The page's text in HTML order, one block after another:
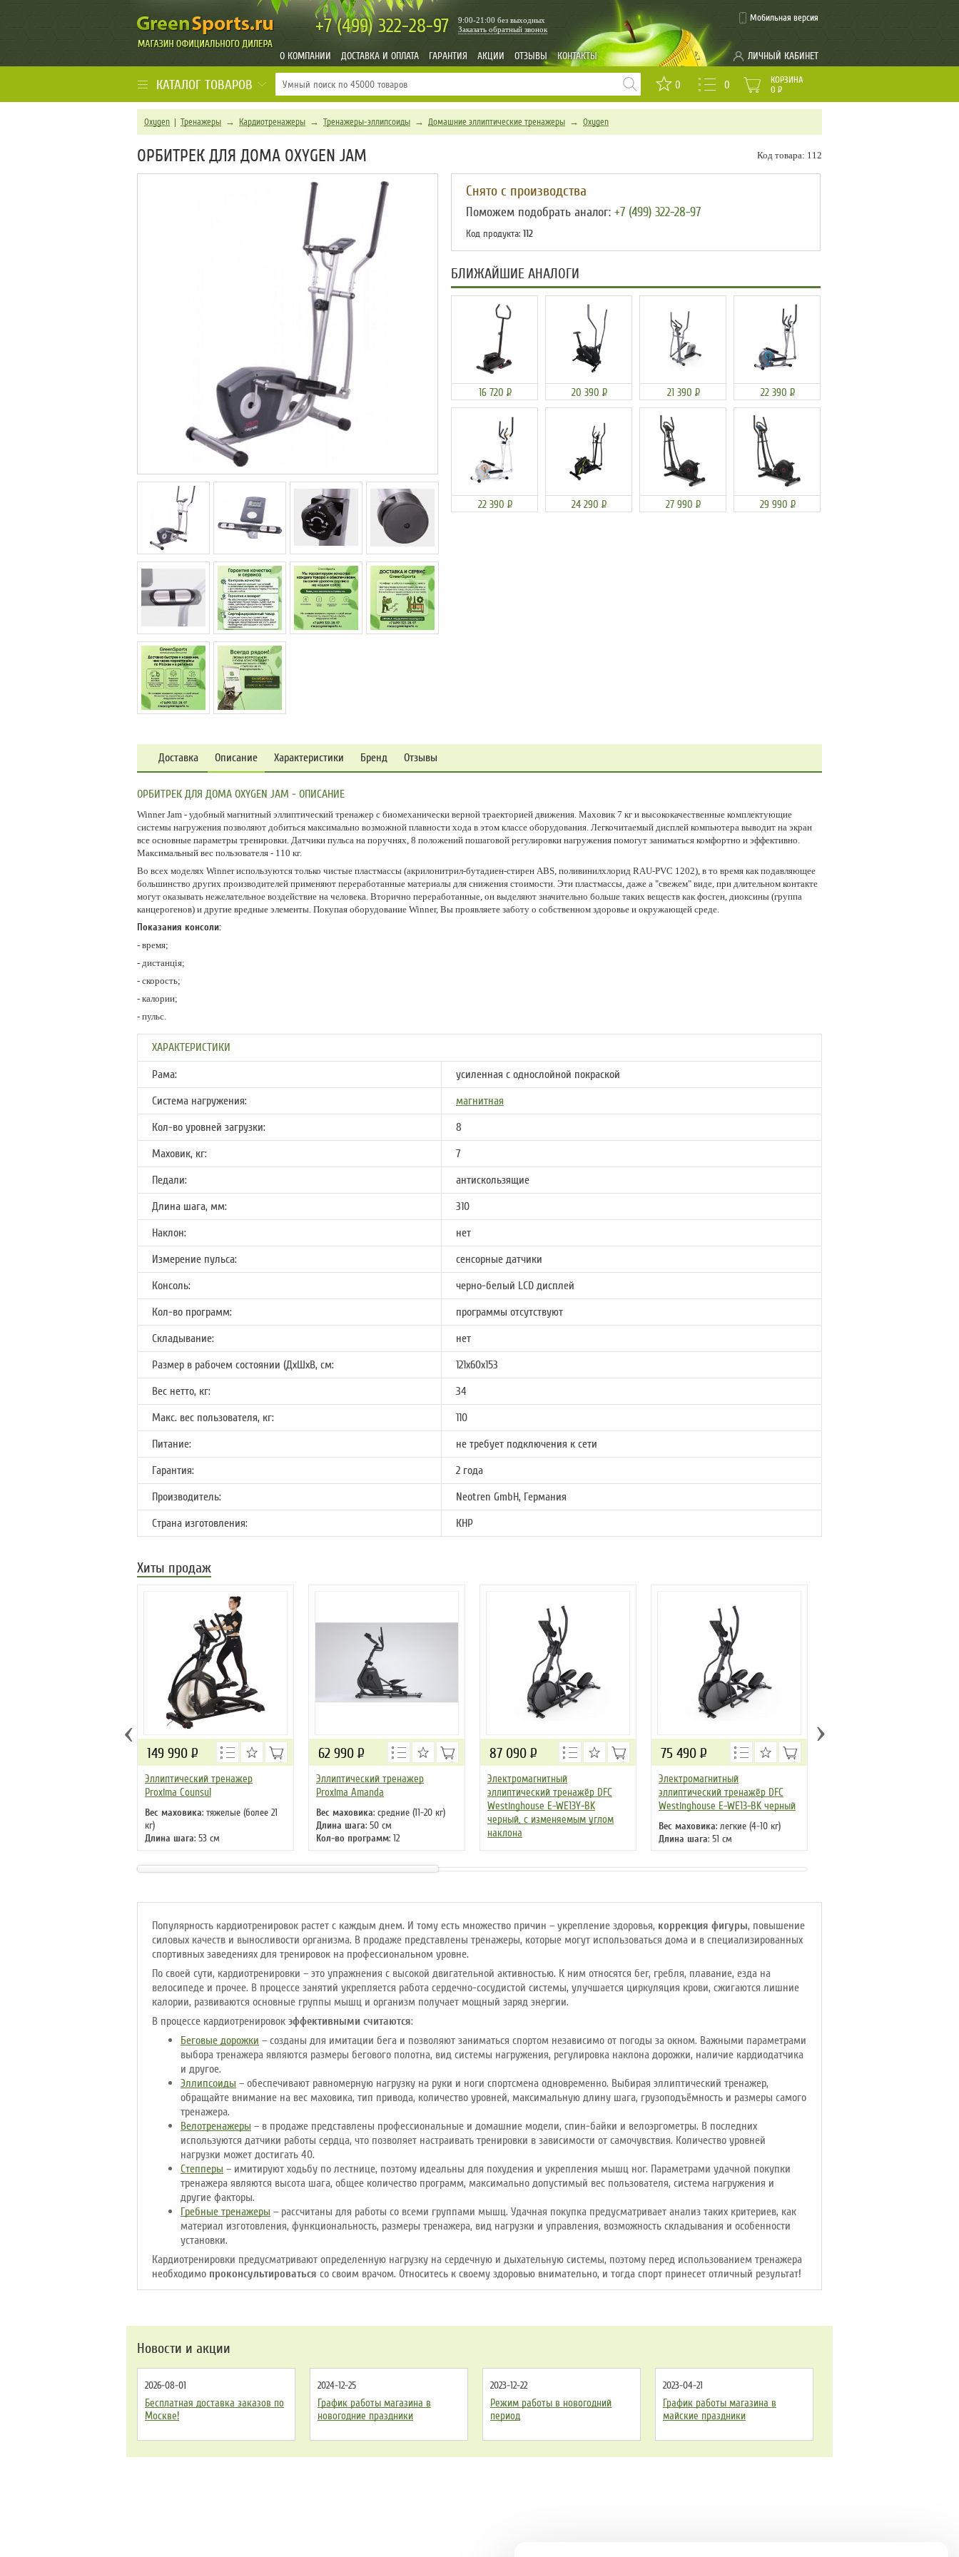
+7 (499)322-28-97 Заказать обратный звонок
9:00-21:00 без выходных
О КОМПАНИИ ДОСТАВКА И ОПЛАТА ГАРАНТИЯ АКЦИИ ОТЗЫВЫ КОНТАКТЫ
Мобильная версия
ЛИЧНЫЙ КАБИНЕТ
КАТАЛОГ ТОВАРОВ 0 0
КОРЗИНА
0 Р
Oxygen | Тренажеры → Кардиотренажеры → Тренажеры-эллипсоиды → Домашние эллиптические тренажеры → Oxygen
Код товара: 112
ОРБИТРЕК ДЛЯ ДОМА OXYGEN JAM
Снято с производства
Поможем подобрать аналог: +7 (499) 322-28-97
Код продукта: 112
БЛИЖАЙШИЕ АНАЛОГИ
16 720 Р 20 390 Р 21 390 Р 22 390 Р
22 390 Р 24 290 Р 27 990 Р 29 990 Р
Доставка Описание Характеристики Бренд Отзывы
ОРБИТРЕК ДЛЯ ДОМА OXYGEN JAM - ОПИСАНИЕ
Winner Jam - удобный магнитный эллиптический тренажер с биомеханически верной траекторией движения. Маховик 7 кг и высококачественные комплектующие
системы нагружения позволяют добиться максимально возможной плавности хода в этом классе оборудования. Легкочитаемый дисплей компьютера выводит на экран
все основные параметры тренировки. Датчики пульса на поручнях, 8 положений пошаговой регулировки нагружения помогут заниматься комфортно и эффективно.
Максимальный вес пользователя - 110 кг.
Во всех моделях Winner используются только чистые пластмассы (акрилонитрил-бутадиен-стирен ABS, поливинилхлорид RAU-PVC 1202), в то время как подавляющее
большинство других производителей применяют переработанные материалы для снижения стоимости. Эти пластмассы, даже а "свежем" виде, при длительном контакте
могут оказывать нежелательное воздействие на человека. Вторично переработанные, он выделяют значительно больше таких веществ как фосген, диоксины (группа
канцерогенов) и другие вредные элементы. Покупая оборудование Winner, Вы проявляете заботу о собственном здоровье и окружающей среде.
Показания консоли:
- время;
- дистанція;
- скорость;
- калории;
- пульс.
ХАРАКТЕРИСТИКИ
Рама:
усиленная с однослойной покраской
Система нагружения:
магнитная
Кол-во уровней загрузки:
8
Маховик, кг:
7
Педали:
антискользящие
Длина шага, мм:
310
Наклон:
нет
Измерение пульса:
сенсорные датчики
Консоль:
черно-белый LCD дисплей
Кол-во программ:
программы отсутствуют
Складывание:
нет
Размер в рабочем состоянии (ДхШхВ, см:
121х60х153
Вес нетто, кг:
34
Макс. вес пользователя, кг:
110
Питание:
не требует подключения к сети
Гарантия:
2 года
Производитель:
Neotren GmbH, Германия
Страна изготовления:
КНР
Хиты продаж
Эллиптический тренажер
Proxima Counsul
Вес маховика: тяжелые (более 21
кг)
Длина шага: 53 см
Кол-во программ: 30
Кол-во уровней: 32
Макс. вес: 180 кг
149 990 Р
Эллиптический тренажер
Proxima Amanda
Вес маховика: средние (11-20 кг)
Длина шага: 50 см
Кол-во программ: 12
Кол-во уровней: 32
Макс. вес: 130 кг
Привод: передний
62 990 Р
Электромагнитный
эллиптический тренажёр DFC
Westinghouse E-WE13Y-BK
черный, с изменяемым углом
наклона
Вес маховика: легкие (4-10 кг)
Макс. вес: 120 кг
87 090 Р
Электромагнитный
эллиптический тренажёр DFC
Westinghouse E-WE13-BK черный
Вес маховика: легкие (4-10 кг)
Длина шага: 51 см
Кол-во программ: 15
75 490 Р
‹ ›
Популярность кардиотренировок растет с каждым днем. И тому есть множество причин – укрепление здоровья, коррекция фигуры, повышение
силовых качеств и выносливости организма. В продаже представлены тренажеры, которые могут использоваться дома и в специализированных
спортивных заведениях для тренировок на профессиональном уровне.
По своей сути, кардиотренировки – это упражнения с высокой двигательной активностью. К ним относятся бег, гребля, плавание, езда на
велосипеде и прочее. В процессе занятий укрепляется работа сердечно-сосудистой системы, улучшается циркуляция крови, сжигаются лишние
калории, развиваются основные группы мышц и организм получает мощный заряд энергии.
В процессе кардиотренировок эффективными считаются:
Беговые дорожки – созданы для имитации бега и позволяют заниматься спортом независимо от погоды за окном. Важными параметрами
выбора тренажера являются размеры бегового полотна, вид системы нагружения, регулировка наклона дорожки, наличие кардиодатчика
и другое.
Эллипсоиды – обеспечивают равномерную нагрузку на руки и ноги спортсмена одновременно. Выбирая эллиптический тренажер,
обращайте внимание на вес маховика, тип привода, количество уровней, максимальную длину шага, грузоподъёмность и размеры самого
тренажера.
Велотренажеры – в продаже представлены профессиональные и домашние модели, спин-байки и велоэргометры. В последних
используются датчики работы сердца, что позволяет настраивать тренировки в зависимости от самочувствия. Количество уровней
нагрузки может достигать 40.
Степперы – имитируют ходьбу по лестнице, поэтому идеальны для похудения и укрепления мышц ног. Параметрами удачной покупки
тренажера являются высота шага, общее количество программ, максимально допустимый вес пользователя, система нагружения и
другие факторы.
Гребные тренажеры – рассчитаны для работы со всеми группами мышц. Удачная покупка предусматривает анализ таких критериев, как
материал изготовления, функциональность, размеры тренажера, вид нагрузки и управления, возможность складывания и особенности
установки.
Кардиотренировки предусматривают определенную нагрузку на сердечную и дыхательную системы, поэтому перед использованием тренажера
необходимо проконсультироваться со своим врачом. Относитесь к своему здоровью внимательно, и тогда спорт принесет отличный результат!
Новости и акции
2026-08-01
Бесплатная доставка заказов по
Москве!
2024-12-25
График работы магазина в
новогодние праздники
2023-12-22
Режим работы в новогодний
период
2023-04-21
График работы магазина в
майские праздники